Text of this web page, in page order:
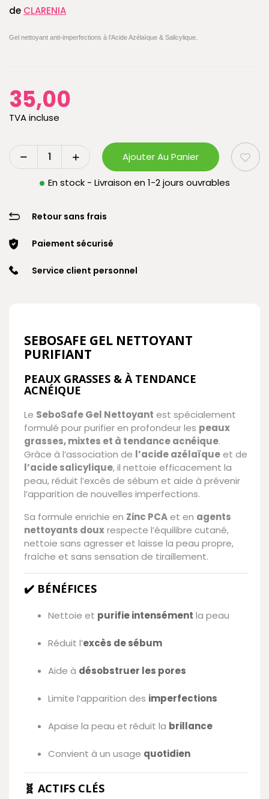
de CLARENIA
Gel nettoyant anti-imperfections à l’Acide Azélaïque & Salicylique.
35,00
TVA incluse
Ajouter Au Panier
En stock - Livraison en 1-2 jours ouvrables
Retour sans frais
Paiement sécurisé
Service client personnel
SEBOSAFE GEL NETTOYANT
PURIFIANT
PEAUX GRASSES & À TENDANCE
ACNÉIQUE
Le SeboSafe Gel Nettoyant est spécialement
formulé pour purifier en profondeur les peaux
grasses, mixtes et à tendance acnéique.
Grâce à l’association de l’acide azélaïqueet de
l’acide salicylique, il nettoie efficacement la
peau, réduit l’excès de sébum et aide à prévenir
l’apparition de nouvelles imperfections.
Sa formule enrichie en Zinc PCAet en agents
nettoyants douxrespecte l’équilibre cutané,
nettoie sans agresser et laisse la peau propre,
fraîche et sans sensation de tiraillement.
✔️ BÉNÉFICES
Nettoie et purifie intensément la peau
Réduit l’excès de sébum
Aide à désobstruer les pores
Limite l’apparition des imperfections
Apaise la peau et réduit la brillance
Convient à un usage quotidien
🧬 ACTIFS CLÉS